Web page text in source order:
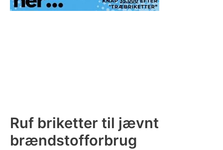
Ruf briketter til jævnt
brændstofforbrug